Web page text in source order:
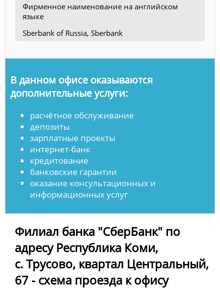
Фирменное наименование на английском
языке
Sberbank of Russia, Sberbank
В данном офисе оказываются
дополнительные услуги:
расчётное обслуживание
депозиты
зарплатные проекты
интернет-банк
кредитование
банковские гарантии
оказание консультационных и
информационных услуг
Филиал банка "СберБанк" по
адресу Республика Коми,
с. Трусово, квартал Центральный,
67 - схема проезда к офису